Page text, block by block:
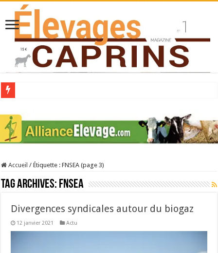
Stress thermique : quelles solutions concrètes pour protéger son troupeau ?
40 ans du Space : une présentation caprine quotidienne
La collecte de lait de chèvre confirme son rebond
Accueil / Étiquette :FNSEA (page 3)
Tag Archives: FNSEA
Divergences syndicales autour du biogaz
12 janvier 2021 Actu